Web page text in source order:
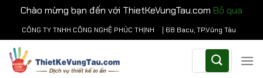
Chào mừng bạn đến với ThietKeVungTau.com Bỏ qua
Chuyển
đến
nội
dung
CÔNG TY TNHH CÔNG NGHỆ PHÚC THỊNH | 68 Bacu, TP.Vũng Tàu
kiếm: